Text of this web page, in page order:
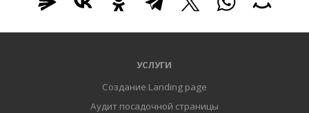
УСЛУГИ
Создание Landing page
Аудит посадочной страницы